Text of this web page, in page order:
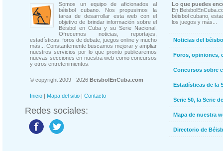
Somos un equipo de aficionados al
béisbol cubano. Nos propusimos la
tarea de desarrollar esta web con el
objetivo de brindar información sobre el
Béisbol en Cuba y su Serie Nacional.
Ofrecemos noticias, reportajes,
estadísticas, foros de debate, juegos online y mucho
más... Constantemente buscamos mejorar y ampliar
nuestros servicios por lo que pronto publicaremos
nuevas secciones en nuestra web como concursos
y otros entretenimientos.
© copyright 2009 - 2026 BeisbolEnCuba.com
Inicio | Mapa del sitio | Contacto
Redes sociales:
Lo que puedes
En
béisbol cubano,
los juegos y más...
Noticias del
Foros, opiniones,
Concursos sobre
Estadísticas de la
Serie 50, la Serie
Mapa de nuestra
Directorio de